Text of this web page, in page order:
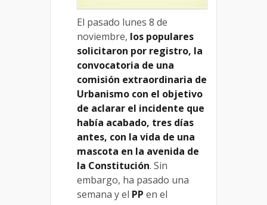
El pasado lunes 8 de
noviembre, los populares
solicitaron por registro, la
convocatoria de una
comisión extraordinaria de
Urbanismo con el objetivo
de aclarar el incidente que
había acabado, tres días
antes, con la vida de una
mascota en la avenida de
la Constitución. Sin
embargo, ha pasado una
semana y el PP en el